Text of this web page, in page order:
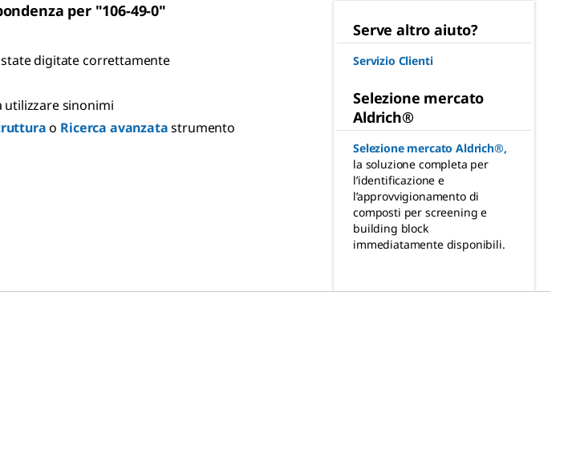
per "106-49-0"
digitate correttamente
utilizzare sinonimi
o Ricerca avanzata strumento
Serve altro aiuto?
Servizio Clienti
Selezione mercato
Aldrich®
Selezione mercato Aldrich®,
la soluzione completa per
l’identificazione e
l’approvvigionamento di
composti per screening e
building block
immediatamente disponibili.